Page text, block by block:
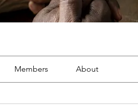
Members About